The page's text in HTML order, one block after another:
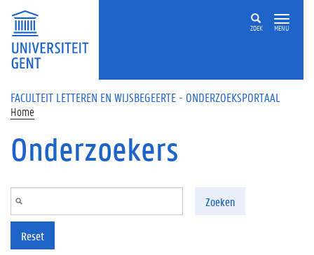
Overslaan en naar de inhoud gaan
ZOEK MENU
FACULTEIT LETTEREN EN WIJSBEGEERTE - ONDERZOEKSPORTAAL
Home
Onderzoekers
Zoeken
Reset